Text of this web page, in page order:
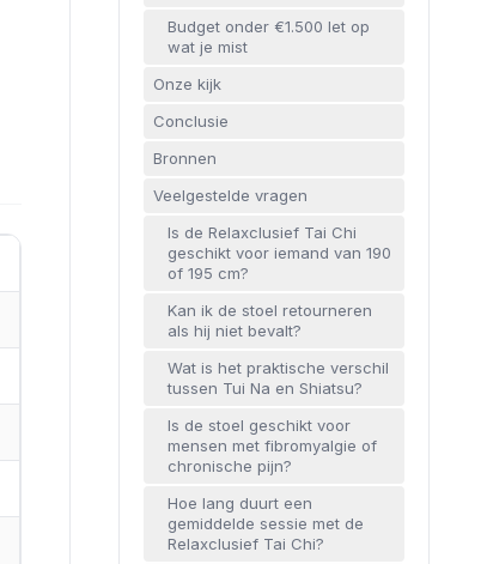
Budget onder €1.500 let op
wat je mist
Onze kijk
Conclusie
Bronnen
Veelgestelde vragen
Is de Relaxclusief Tai Chi
geschikt voor iemand van 190
of 195 cm?
Kan ik de stoel retourneren
als hij niet bevalt?
Wat is het praktische verschil
tussen Tui Na en Shiatsu?
Is de stoel geschikt voor
mensen met fibromyalgie of
chronische pijn?
Hoe lang duurt een
gemiddelde sessie met de
Relaxclusief Tai Chi?